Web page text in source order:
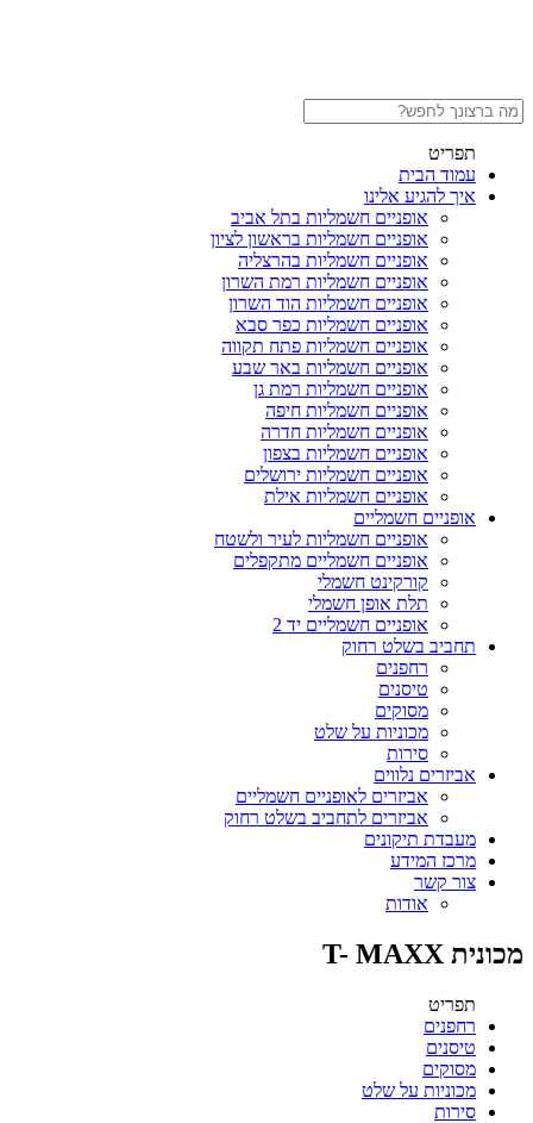
תפריט
עמוד הבית
איך להגיע אלינו
אופניים חשמליות בתל אביב
אופניים חשמליות בראשון לציון
אופניים חשמליות בהרצליה
אופניים חשמליות רמת השרון
אופניים חשמליות הוד השרון
אופניים חשמליות כפר סבא
אופניים חשמליות פתח תקווה
אופניים חשמליות באר שבע
אופניים חשמליות רמת גן
אופניים חשמליות חיפה
אופניים חשמליות חדרה
אופניים חשמליות בצפון
אופניים חשמליות ירושלים
אופניים חשמליות אילת
אופניים חשמליים
אופניים חשמליות לעיר ולשטח
אופניים חשמליים מתקפלים
קורקינט חשמלי
תלת אופן חשמלי
אופניים חשמליים יד 2
תחביב בשלט רחוק
רחפנים
טיסנים
מסוקים
מכוניות על שלט
סירות
אביזרים נלווים
אביזרים לאופניים חשמליים
אביזרים לתחביב בשלט רחוק
מעבדת תיקונים
מרכז המידע
צור קשר
אודות
מכונית T- MAXX
תפריט
רחפנים
טיסנים
מסוקים
מכוניות על שלט
סירות